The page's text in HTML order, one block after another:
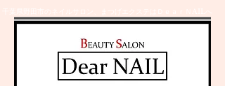
千葉県野田市のネイルサロン、まつげエクステはＤｅａｒＮAILへ